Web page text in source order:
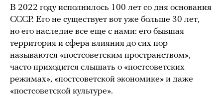
В 2022 году исполнилось 100 лет со дня основания
СССР. Его не существует вот уже больше 30 лет,
но его наследие все еще с нами: его бывшая
территория и сфера влияния до сих пор
называются «постсоветским пространством»,
часто приходится слышать о «постсоветских
режимах», «постсоветской экономике» и даже
«постсоветской культуре».